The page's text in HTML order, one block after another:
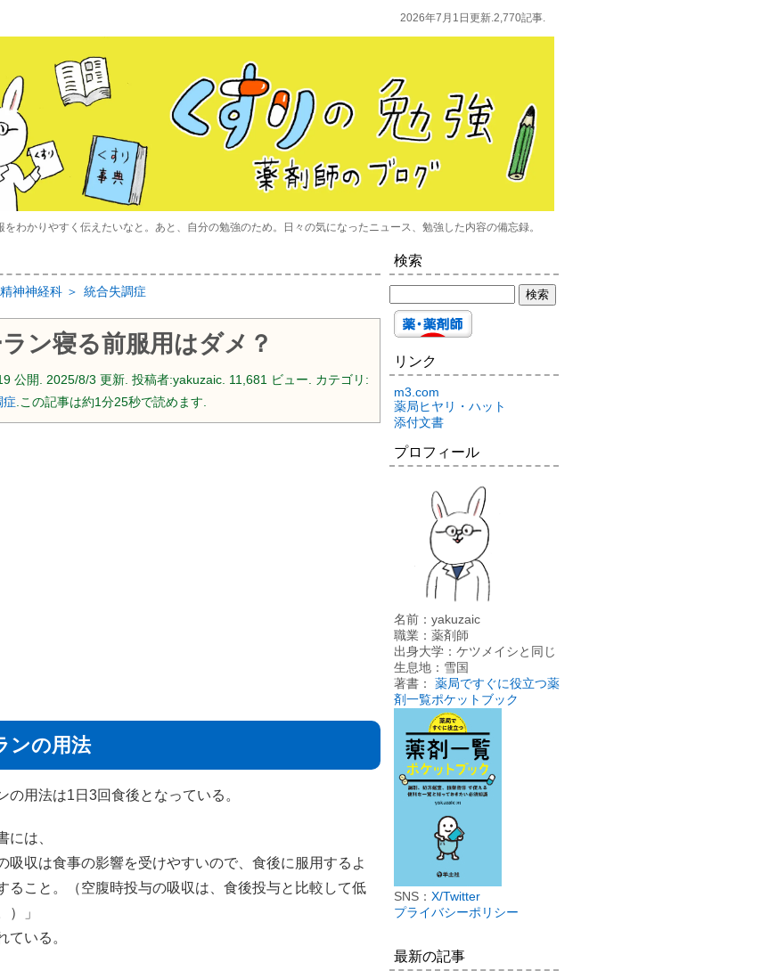
2026年7月1日更新.2,770記事.
わかりやすく伝えたいなと。あと、自分の勉強のため。日々の気になったニュース、勉強した内容の備忘録。
精神神経科 ＞ 統合失調症
ン寝る前服用はダメ？
公開. 2025/8/3 更新. 投稿者:yakuzaic. 11,681 ビュー. カテゴリ:
症 .この記事は約1分25秒で読めます.
ンの用法
の用法は1日3回食後となっている。
には、
吸収は食事の影響を受けやすいので、食後に服用するよ
ること。（空腹時投与の吸収は、食後投与と比較して低
）」
ている。
検索
リンク
m3.com
薬局ヒヤリ・ハット
添付文書
プロフィール
名前：yakuzaic
職業：薬剤師
出身大学：ケツメイシと同じ
生息地：雪国
著書： 薬局ですぐに役立つ薬
剤一覧ポケットブック
SNS： X/Twitter
プライバシーポリシー
最新の記事